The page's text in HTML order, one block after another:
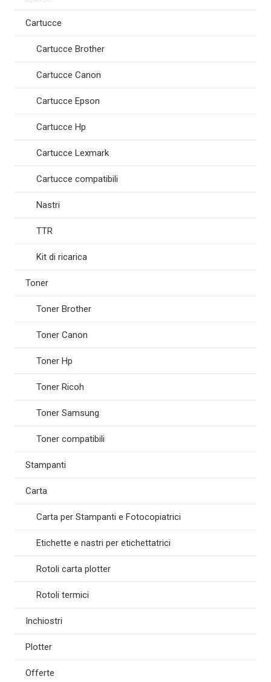
Cartucce
Cartucce Brother
Cartucce Canon
Cartucce Epson
Cartucce Hp
Cartucce Lexmark
Cartucce compatibili
Nastri
TTR
Kit di ricarica
Toner
Toner Brother
Toner Canon
Toner Hp
Toner Ricoh
Toner Samsung
Toner compatibili
Stampanti
Carta
Carta per Stampanti e Fotocopiatrici
Etichette e nastri per etichettatrici
Rotoli carta plotter
Rotoli termici
Inchiostri
Plotter
Offerte